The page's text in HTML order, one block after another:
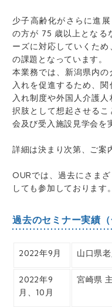
少子高齢化がさらに進
の方が 75 歳以上となる
ーズに対応していくた
の課題となっています。
本業務では、新潟県内
入れを促進するため、
入れ制度や外国人介護
択肢として想起させる
会及び受入施設見学会を
詳細は決まり次第、ご案
OURでは、過去にさま
しても参加しております。
過去のセミナー実績（
2022年9月 山口県
2022年9
月、10月
宮崎県